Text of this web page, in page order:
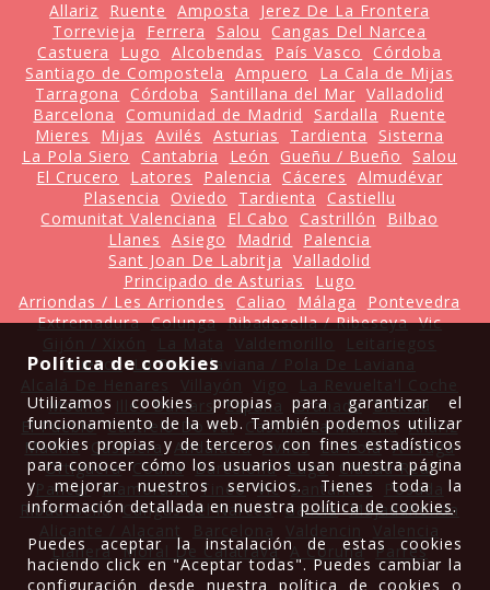
Allariz
Ruente Amposta
Jerez De La Frontera
Torrevieja
Ferrera Salou
Cangas Del Narcea
Castuera
Lugo Alcobendas País Vasco
Córdoba
Santiago de Compostela
Ampuero
La Cala de Mijas
Tarragona
Córdoba Santillana del Mar Valladolid
Barcelona
Comunidad de Madrid Sardalla
Ruente
Mieres
Mijas Avilés Asturias Tardienta
Sisterna
La Pola Siero
Cantabria León Gueñu / Bueño
Salou
El Crucero
Latores Palencia Cáceres
Almudévar
Plasencia
Oviedo Tardienta
Castiellu
Comunitat Valenciana
El Cabo Castrillón
Bilbao
Llanes
Asiego Madrid
Palencia
Sant Joan De Labritja
Valladolid
Principado de Asturias
Lugo
Arriondas / Les Arriondes
Caliao Málaga
Pontevedra
Extremadura Colunga Ribadesella / Ribeseya Vic
Huesca
La Pola Llaviana / Pola De Laviana
Moaña
Illes Balears España Granada Bizkaia
El Pueblo Castrelo Do Val Castilla La Mancha Allariz
Madrid
Castuera Andalucía Avilés La Pola A Fraga
Ortiguera Coaña Barcelona Lugo
Ciudad Real
Pancar Mamorana Tineo Vic Santander
Posada
Ribadesella Cangas del Narcea Galicia Majadahonda
Llanera Moral De Calatrava A Coruña Parres
Política de cookies
Utilizamos cookies propias para garantizar el
funcionamiento de la web. También podemos utilizar
cookies propias y de terceros con fines estadísticos
para conocer cómo los usuarios usan nuestra página
y mejorar nuestros servicios. Tienes toda la
información detallada en nuestrapolítica de cookies.
Puedes aceptar la instalación de estas cookies
haciendo click en "Aceptar todas". Puedes cambiar la
configuración desde nuestra política de cookies o